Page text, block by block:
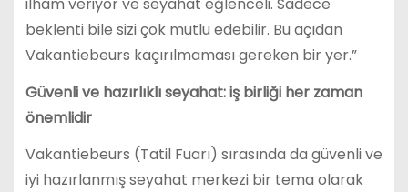
beklenti bile sizi çok mutlu edebilir. Bu açıdan
Vakantiebeurs kaçırılmaması gereken bir yer.”
Güvenli ve hazırlıklı seyahat: iş birliği her zaman
önemlidir
Vakantiebeurs (Tatil Fuarı) sırasında da güvenli ve
iyi hazırlanmış seyahat merkezi bir tema olarak